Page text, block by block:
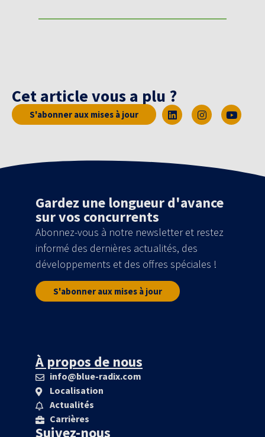
Cet article vous a plu ?
S'abonner aux mises à jour
Gardez une longueur d'avance
sur vos concurrents
Abonnez-vous à notre newsletter et restez
informé des dernières actualités, des
développements et des offres spéciales !
S'abonner aux mises à jour
À propos de nous
info@blue-radix.com
Localisation
Actualités
Carrières
Suivez-nous